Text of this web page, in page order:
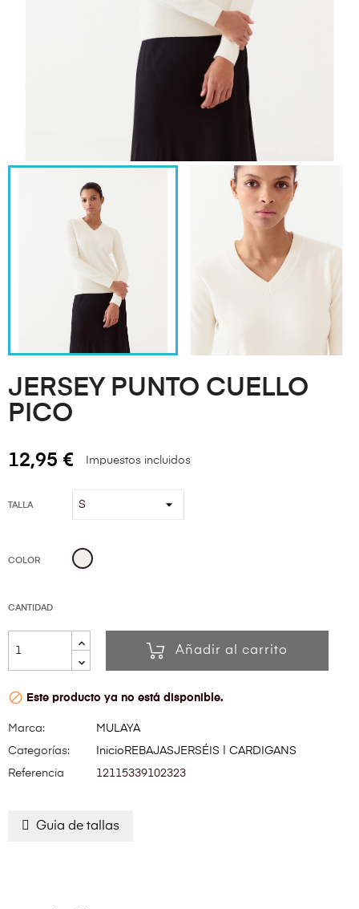
JERSEY PUNTO CUELLO
PICO
12,95 € Impuestos incluidos
TALLA
COLOR Crudo
CANTIDAD
Añadir al carrito
 Este producto ya no está disponible.
Marca:
MULAYA
Categorías:
Inicio REBAJASJERSÉIS | CARDIGANS
Referencia
12115339102323
Guia de tallas